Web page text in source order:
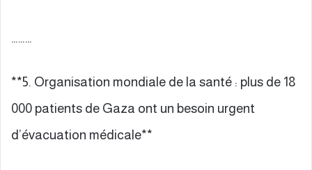
………
**5. Organisation mondiale de la santé : plus de 18
000 patients de Gaza ont un besoin urgent
d’évacuation médicale**